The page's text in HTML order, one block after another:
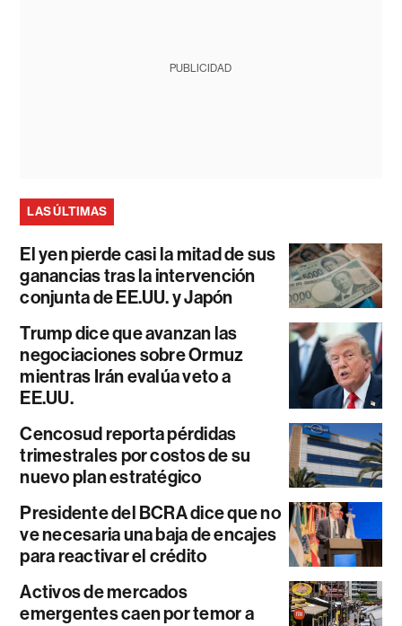
PUBLICIDAD
LAS ÚLTIMAS
El yen pierde casi la mitad de sus
ganancias tras la intervención
conjunta de EE.UU. y Japón
Trump dice que avanzan las
negociaciones sobre Ormuz
mientras Irán evalúa veto a
EE.UU.
Cencosud reporta pérdidas
trimestrales por costos de su
nuevo plan estratégico
Presidente del BCRA dice que no
ve necesaria una baja de encajes
para reactivar el crédito
Activos de mercados
emergentes caen por temor a